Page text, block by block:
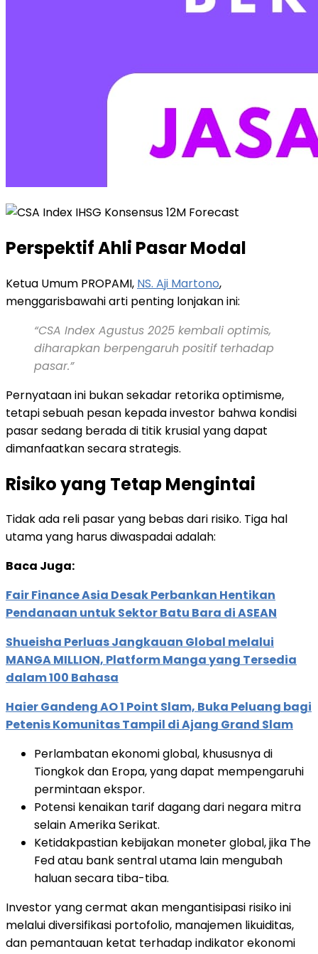
Perspektif Ahli Pasar Modal
Ketua Umum PROPAMI, NS. Aji Martono,
menggarisbawahi arti penting lonjakan ini:
“CSA Index Agustus 2025 kembali optimis,
diharapkan berpengaruh positif terhadap
pasar.”
Pernyataan ini bukan sekadar retorika optimisme,
tetapi sebuah pesan kepada investor bahwa kondisi
pasar sedang berada di titik krusial yang dapat
dimanfaatkan secara strategis.
Risiko yang Tetap Mengintai
Tidak ada reli pasar yang bebas dari risiko. Tiga hal
utama yang harus diwaspadai adalah:
Baca Juga:
Fair Finance Asia Desak Perbankan Hentikan
Pendanaan untuk Sektor Batu Bara di ASEAN
Shueisha Perluas Jangkauan Global melalui
MANGA MILLION, Platform Manga yang Tersedia
dalam 100 Bahasa
Haier Gandeng AO 1 Point Slam, Buka Peluang bagi
Petenis Komunitas Tampil di Ajang Grand Slam
Perlambatan ekonomi global, khususnya di
Tiongkok dan Eropa, yang dapat mempengaruhi
permintaan ekspor.
Potensi kenaikan tarif dagang dari negara mitra
selain Amerika Serikat.
Ketidakpastian kebijakan moneter global, jika The
Fed atau bank sentral utama lain mengubah
haluan secara tiba-tiba.
Investor yang cermat akan mengantisipasi risiko ini
melalui diversifikasi portofolio, manajemen likuiditas,
dan pemantauan ketat terhadap indikator ekonomi